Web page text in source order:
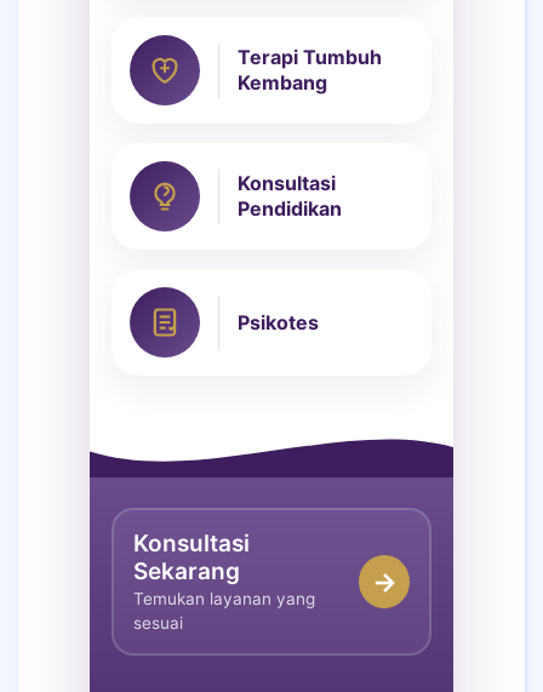
Terapi Tumbuh
Kembang
Konsultasi
Pendidikan
Psikotes
Konsultasi
Sekarang
Temukan layanan yang
sesuai
→